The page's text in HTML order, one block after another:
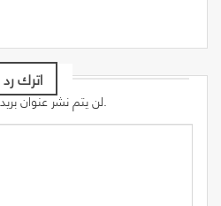
اترك رد
لن يتم نشر عنوان بريدك الإلكتروني.